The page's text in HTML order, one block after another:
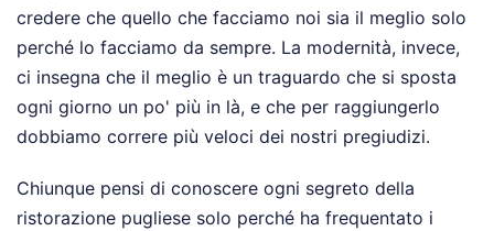
credere che quello che facciamo noi sia il meglio solo
perché lo facciamo da sempre. La modernità, invece,
ci insegna che il meglio è un traguardo che si sposta
ogni giorno un po' più in là, e che per raggiungerlo
dobbiamo correre più veloci dei nostri pregiudizi.
Chiunque pensi di conoscere ogni segreto della
ristorazione pugliese solo perché ha frequentato i